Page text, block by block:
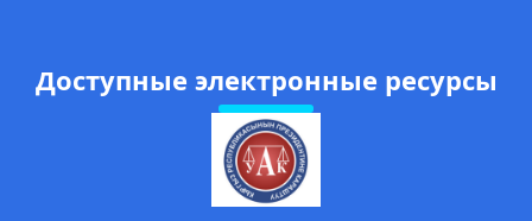
Доступные электронные ресурсы